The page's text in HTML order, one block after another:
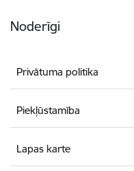
Noderīgi
Privātuma politika
Piekļūstamība
Lapas karte